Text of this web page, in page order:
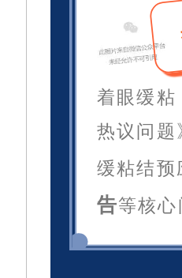
着眼缓粘
热议问 题
缓粘结预
告等核心